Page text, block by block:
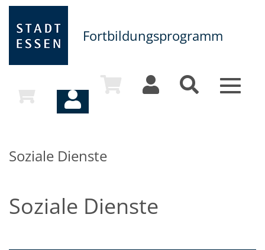
Fortbildungsprogramm
Toggle
Soziale Dienste
Soziale Dienste